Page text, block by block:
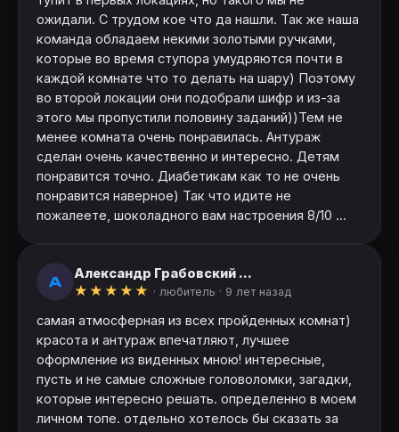
ожидали. С трудом кое что да нашли. Так же наша
команда обладаем некими золотыми ручками,
которые во время ступора умудряются почти в
каждой комнате что то делать на шару) Поэтому
во второй локации они подобрали шифр и из-за
этого мы пропустили половину заданий))Тем не
менее комната очень понравилась. Антураж
сделан очень качественно и интересно. Детям
понравится точно. Диабетикам как то не очень
понравится наверное) Так что идите не
пожалеете, шоколадного вам настроения 8/10 ...
А
Александр Грабовский ...
★ ★ ★ ★ ★ · любитель · 9 лет назад
самая атмосферная из всех пройденных комнат)
красота и антураж впечатляют, лучшее
оформление из виденных мною! интересные,
пусть и не самые сложные головоломки, загадки,
которые интересно решать. определенно в моем
личном топе. отдельно хотелось бы сказать за